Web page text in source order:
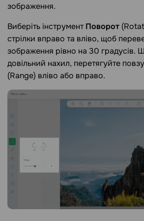
зображення.
Виберіть інструментПоворот
стрілки вправо та вліво, щоб
зображення рівно на 30 градусів.
довільний нахил, перетягуйте
(Range) вліво або вправо.